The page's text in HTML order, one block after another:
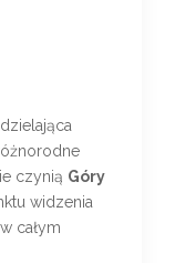
czynią Góry
widzenia
w całym